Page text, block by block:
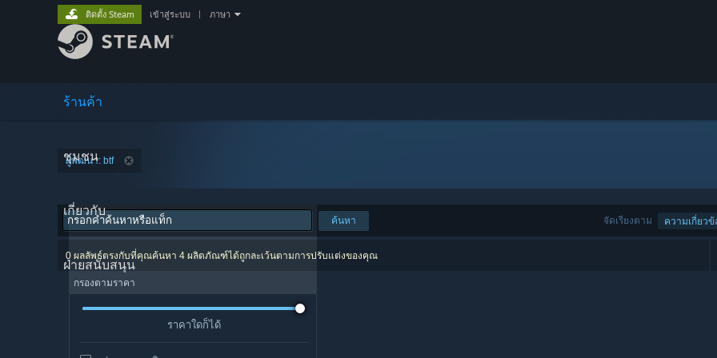
ร้านค้า
ชุมชน
เกี่ยวกับ
ฝ่ายสนับสนุน
ติดตั้ง Steam เข้าสู่ระบบ ภาษา
ผู้พัฒนา: btf
จัดเรียงตาม ความเกี่ยวข้
ค้นหา
0 ผลลัพธ์ตรงกับที่คุณค้นหา 4 ผลิตภัณฑ์ได้ถูกละเว้นตามการปรับแต่งของคุณ
กรองตามราคา
ราคาใดก็ได้